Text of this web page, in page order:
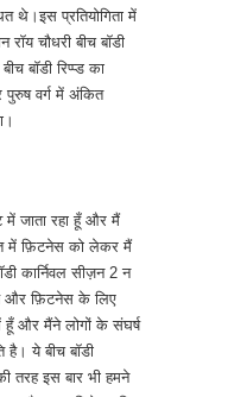
थे।इस प्रतियोगिता में
चौधरी बीच बॉडी
बॉडी रिप्प्ड का
पुरुष वर्ग में अंकित
में जाता रहा हूँ और मैं
में फ़िटनेस को लेकर मैं
कार्निवल सीज़न 2 न
और फ़िटनेस के लिए
हूँ और मैंने लोगों के संघर्ष
है। ये बीच बॉडी
तरह इस बार भी हमने